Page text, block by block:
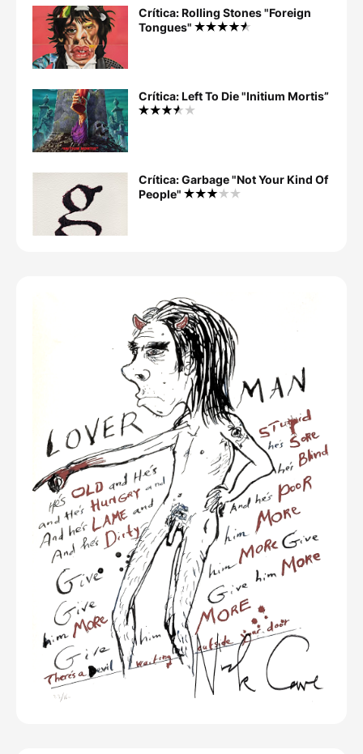
Crítica: Rolling Stones "Foreign
Tongues"
Crítica: Left To Die "Initium Mortis”
Crítica: Garbage "Not Your Kind Of
People"